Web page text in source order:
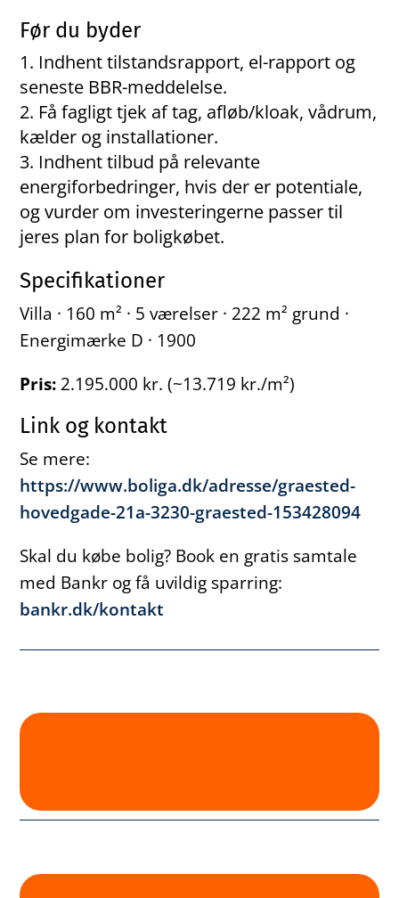
Før du byder
Indhent tilstandsrapport, el-rapport og
seneste BBR-meddelelse.
Få fagligt tjek af tag, afløb/kloak, vådrum,
kælder og installationer.
Indhent tilbud på relevante
energiforbedringer, hvis der er potentiale,
og vurder om investeringerne passer til
jeres plan for boligkøbet.
Specifikationer
Villa · 160 m² · 5 værelser · 222 m² grund ·
Energimærke D · 1900
Pris: 2.195.000 kr. (~13.719 kr./m²)
Link og kontakt
Se mere:
https://www.boliga.dk/adresse/graested-
hovedgade-21a-3230-graested-153428094
Skal du købe bolig? Book en gratis samtale
med Bankr og få uvildig sparring:
bankr.dk/kontakt